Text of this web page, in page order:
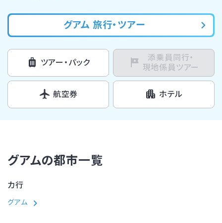
グアム 旅行・ツアー
ツアー・パック
添乗員同行・
現地係員ツアー
航空券 ホテル
グアムの都市一覧
カ行
グアム